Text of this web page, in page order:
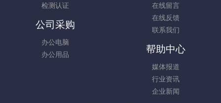
检测认证
在线留言
在线反馈
联系我们
公司采购
办公电脑
办公用品
帮助中心
媒体报道
行业资讯
企业新闻